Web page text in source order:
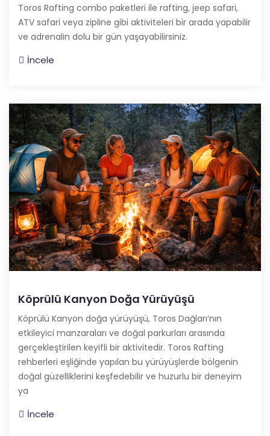
Toros Rafting combo paketleri ile rafting, jeep safari,
ATV safari veya zipline gibi aktiviteleri bir arada yapabilir
ve adrenalin dolu bir gün yaşayabilirsiniz.
İncele
Köprülü Kanyon Doğa Yürüyüşü
Köprülü Kanyon doğa yürüyüşü, Toros Dağları’nın
etkileyici manzaraları ve doğal parkurları arasında
gerçekleştirilen keyifli bir aktivitedir. Toros Rafting
rehberleri eşliğinde yapılan bu yürüyüşlerde bölgenin
doğal güzelliklerini keşfedebilir ve huzurlu bir deneyim
ya
İncele